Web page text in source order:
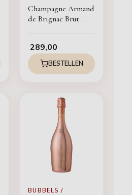
Champagne Armand
de Brignac Brut
289,00
BESTELLEN
BUBBELS /